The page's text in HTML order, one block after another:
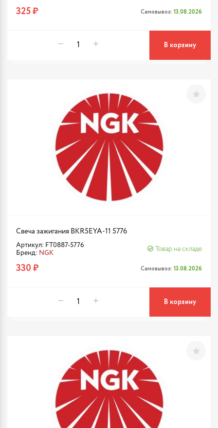
325 ₽ Самовывоз: 13.08.2026
В корзину
Свеча зажигания BKR5EYA-11 5776
Артикул: FT0887-5776
Бренд: NGK
Товар на складе
330 ₽ Самовывоз: 13.08.2026
В корзину